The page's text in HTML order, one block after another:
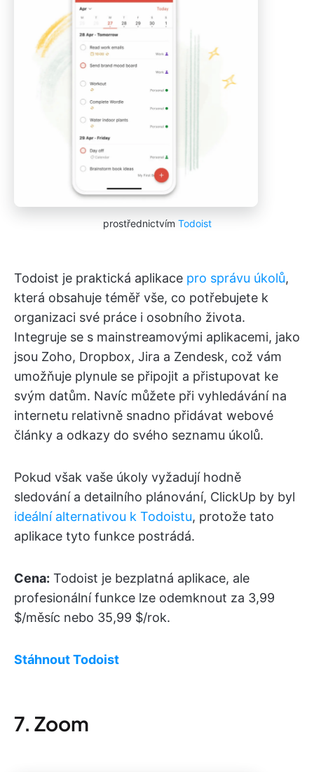
prostřednictvím Todoist
Todoist je praktická aplikace pro správu úkolů,
která obsahuje téměř vše, co potřebujete k
organizaci své práce i osobního života.
Integruje se s mainstreamovými aplikacemi, jako
jsou Zoho, Dropbox, Jira a Zendesk, což vám
umožňuje plynule se připojit a přistupovat ke
svým datům. Navíc můžete při vyhledávání na
internetu relativně snadno přidávat webové
články a odkazy do svého seznamu úkolů.
Pokud však vaše úkoly vyžadují hodně
sledování a detailního plánování, ClickUp by byl
ideální alternativou k Todoistu, protože tato
aplikace tyto funkce postrádá.
Cena: Todoist je bezplatná aplikace, ale
profesionální funkce lze odemknout za 3,99
$/měsíc nebo 35,99 $/rok.
Stáhnout Todoist
7. Zoom